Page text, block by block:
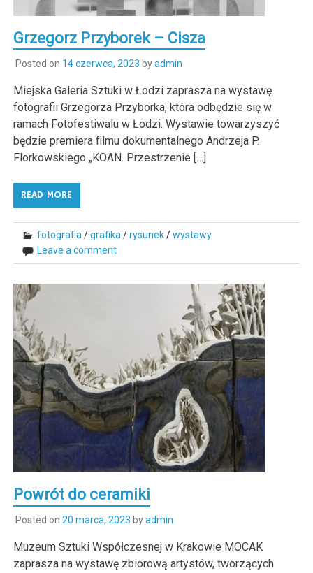
Grzegorz Przyborek – Cisza
Posted on 14 czerwca, 2023 byadmin
Miejska Galeria Sztuki w Łodzi zaprasza na wystawę
fotografii Grzegorza Przyborka, która odbędzie się w
ramach Fotofestiwalu w Łodzi. Wystawie towarzyszyć
będzie premiera filmu dokumentalnego Andrzeja P.
Florkowskiego „KOAN. Przestrzenie […]
READ MORE
fotografia /grafika /rysunek/wystawy
Leave a comment
Powrót do ceramiki
Posted on 20 marca, 2023 byadmin
Muzeum Sztuki Współczesnej w Krakowie MOCAK
zaprasza na wystawę zbiorową artystów, tworzących